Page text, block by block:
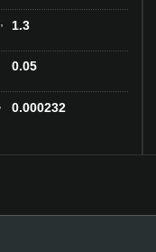
1.3
0.05
0.000232